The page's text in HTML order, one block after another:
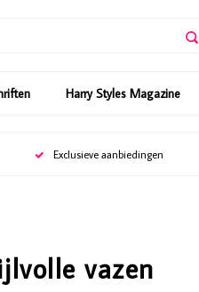
Harry Styles Magazine
Exclusieve aanbiedingen
vazen